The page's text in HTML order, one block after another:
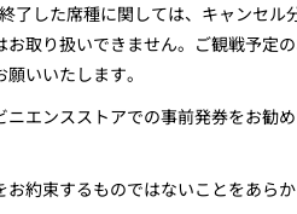
了した席種に関しては、キャンセル
取り扱いできません。ご観戦予定
いいたします。
エンスストアでの事前発券をお勧
約束するものではないことをあら